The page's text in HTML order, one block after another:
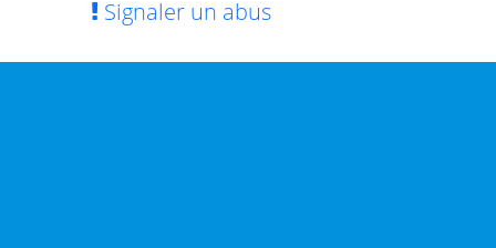
Signaler un abus